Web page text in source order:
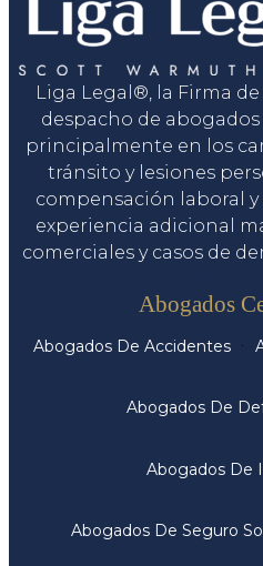
Liga Legal®, la Firma
despacho de
principalmente en los
tránsito y lesiones
compensación laboral
experiencia adicional
comerciales y casos de
Abogados
Abogados De Accidentes
Abogados De
Abogados De
Abogados De Seguro